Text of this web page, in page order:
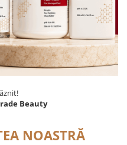
Beauty
NOASTRĂ